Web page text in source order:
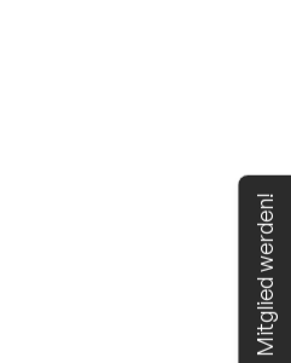
Mitglied werden!